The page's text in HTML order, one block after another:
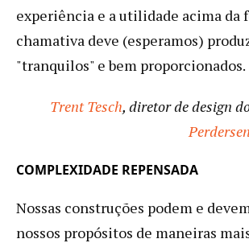
experiência e a utilidade acima da
chamativa deve (esperamos)
"tranquilos" e bem proporcionados.
Trent Tesch, diretor de design
COMPLEXIDADE REPENSADA
Nossas construções podem e
nossos propósitos de maneiras